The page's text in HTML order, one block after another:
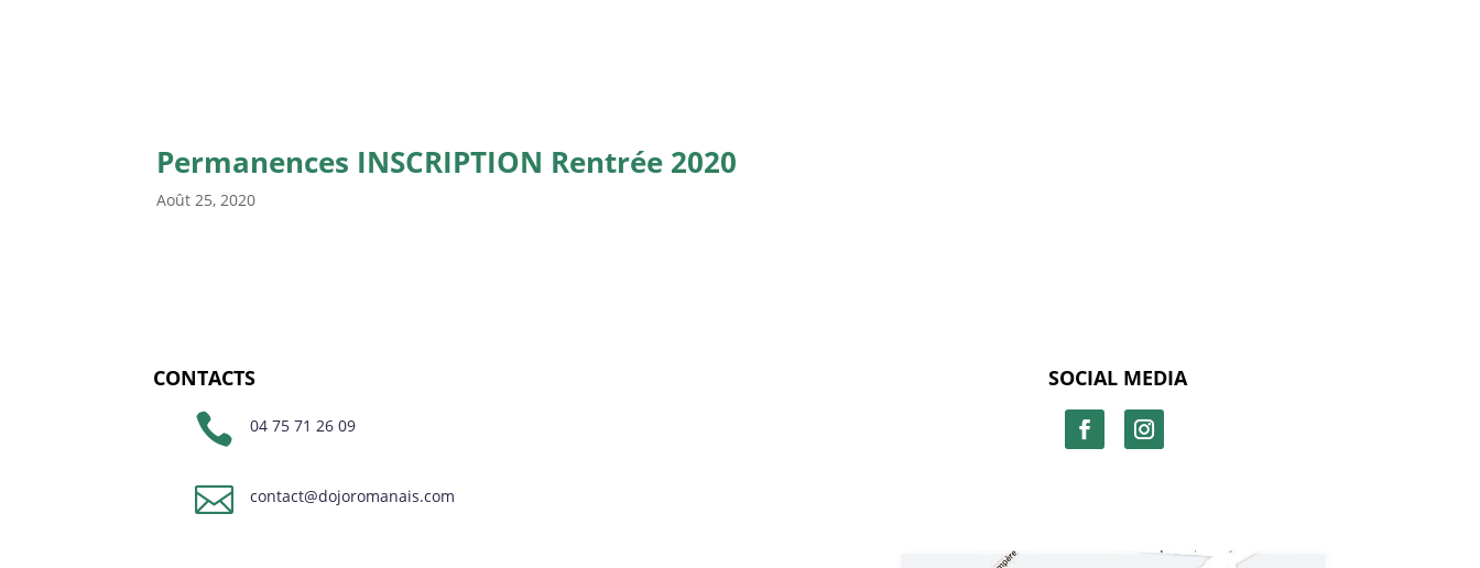
Permanences INSCRIPTION Rentrée 2020
Août 25, 2020
CONTACTS
 04 75 71 26 09
 contact@dojoromanais.com
SOCIAL MEDIA